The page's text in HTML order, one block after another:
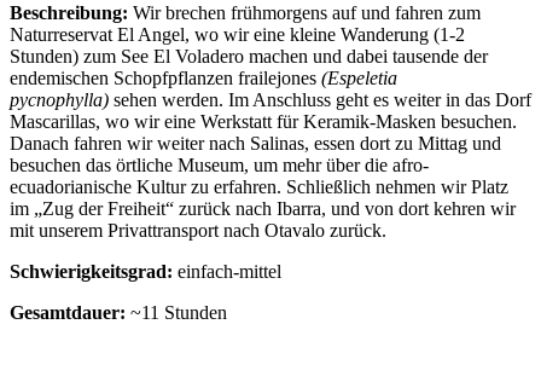
Beschreibung: Wir brechen frühmorgens auf und fahren zum
Naturreservat El Angel, wo wir eine kleine Wanderung (1-2
Stunden) zum See El Voladero machen und dabei tausende der
endemischen Schopfpflanzen frailejones (Espeletia
pycnophylla) sehen werden. Im Anschluss geht es weiter in das Dorf
Mascarillas, wo wir eine Werkstatt für Keramik-Masken besuchen.
Danach fahren wir weiter nach Salinas, essen dort zu Mittag und
besuchen das örtliche Museum, um mehr über die afro-
ecuadorianische Kultur zu erfahren. Schließlich nehmen wir Platz
im „Zug der Freiheit“ zurück nach Ibarra, und von dort kehren wir
mit unserem Privattransport nach Otavalo zurück.
Schwierigkeitsgrad: einfach-mittel
Gesamtdauer: ~11 Stunden